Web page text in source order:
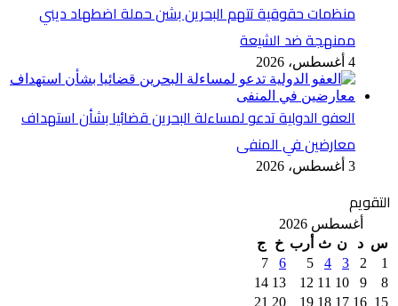
منظمات حقوقية تتهم البحرين بشن حملة اضطهاد ديني
ممنهجة ضد الشيعة
4 أغسطس، 2026
العفو الدولية تدعو لمساءلة البحرين قضائيا بشأن استهداف
معارضين في المنفى
3 أغسطس، 2026
التقويم
أغسطس 2026
س د ن ث أرب خ
ج
1
2
3
4
5
6
7
8
9
10
11
12
13
14
15
16
17
18
19
20
21